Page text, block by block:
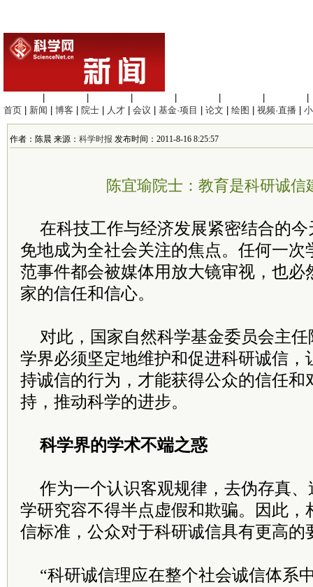
首页
新闻 博客 院士 人才 会议 基金·项目 论文 绘图 视频·直播
作者：陈晨 来源： 科学时报 发布时间：2011-8-16 8:25:57
陈宜瑜院士：教育是科研诚信
在科技工作与经济发展紧密结合的
免地成为全社会关注的焦点。任何一次
范事件都会被媒体用放大镜审视，也必
家的信任和信心。
对此，国家自然科学基金委员会主
学界必须坚定地维护和促进科研诚信，
持诚信的行为，才能获得公众的信任和
持，推动科学的进步。
科学界的学术不端之惑
作为一个认识客观规律，去伪存真
学研究容不得半点虚假和欺骗。因此，
信标准，公众对于科研诚信具有更高的
“科研诚信理应在整个社会诚信体系